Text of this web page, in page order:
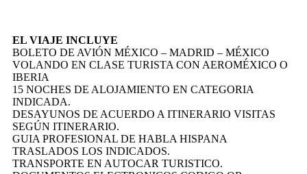
EL VIAJE INCLUYE
BOLETO DE AVIÓN MÉXICO – MADRID – MÉXICO
VOLANDO EN CLASE TURISTA CON AEROMÉXICO O
IBERIA
15 NOCHES DE ALOJAMIENTO EN CATEGORIA
INDICADA.
DESAYUNOS DE ACUERDO A ITINERARIO VISITAS
SEGÚN ITINERARIO.
GUIA PROFESIONAL DE HABLA HISPANA
TRASLADOS LOS INDICADOS.
TRANSPORTE EN AUTOCAR TURISTICO.